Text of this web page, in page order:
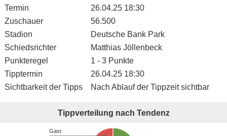
Termin
26.04.25 18:30
Zuschauer
56.500
Stadion
Deutsche Bank Park
Schiedsrichter
Matthias Jöllenbeck
Punkteregel
1 - 3 Punkte
Tipptermin
26.04.25 18:30
Sichtbarkeit der Tipps
Nach Ablauf der Tippzeit sichtbar
Tippverteilung nach Tendenz
Gast